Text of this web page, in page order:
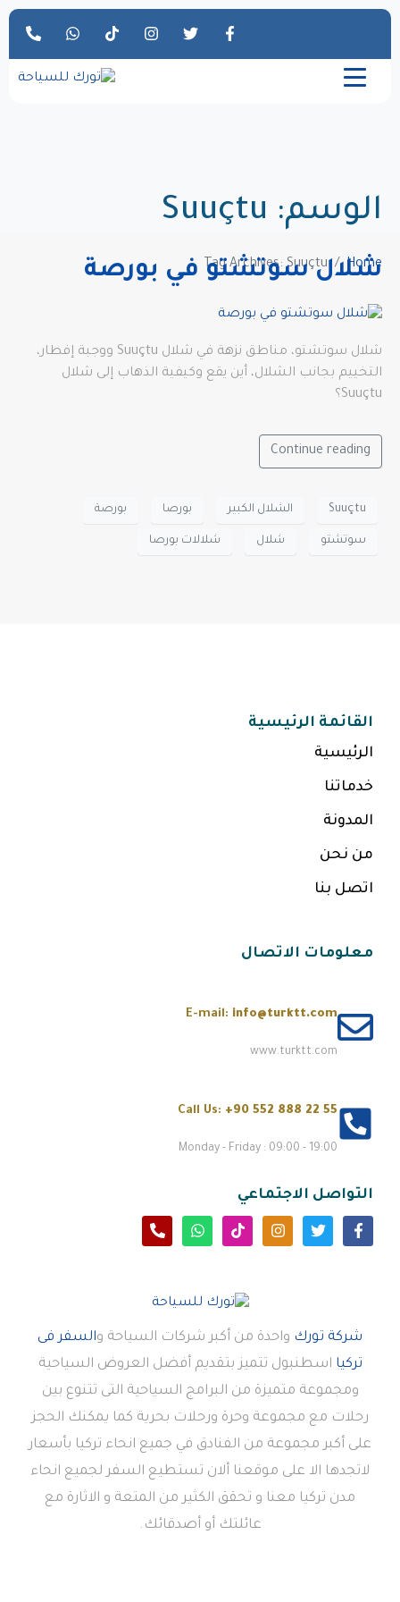
الوسم: Suuçtu
Home
Tag Archives: Suuçtu
شلال سوتشتو في بورصة
شلال سوتشتو، مناطق نزهة في شلال Suuçtu ووجبة إفطار،
التخييم بجانب الشلال، أين يقع وكيفية الذهاب إلى شلال
Suuçtu؟
Continue reading
Suuçtu الشلال الكبير بورصا بورصة
سوتشتو شلال شلالات بورصا
القائمة الرئيسية
الرئيسية
خدماتنا
المدونة
من نحن
اتصل بنا
معلومات الاتصال
E-mail: info@turktt.com
www.turktt.com
Call Us: +90 552 888 22 55
Monday - Friday : 09:00 - 19:00
التواصل الاجتماعي
شركة تورك واحدة من أكبر شركات السياحة والسفر فى
تركيا اسطنبول تتميز بتقديم أفضل العروض السياحية
ومجموعة متميزة من البرامج السياحية التى تتنوع بين
رحلات مع مجموعة وحرة ورحلات بحرية كما يمكنك الحجز
على أكبر مجموعة من الفنادق في جميع انحاء تركيا بأسعار
لاتجدها الا على موقعنا ألان تستطيع السفر لجميع انحاء
مدن تركيا معنا و تحقق الكثير من المتعة و الاثارة مع
عائلتك أو أصدقائك.